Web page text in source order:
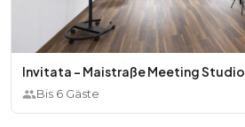
Invitata - Maistraße Meeting Studio
Bis 6 Gäste